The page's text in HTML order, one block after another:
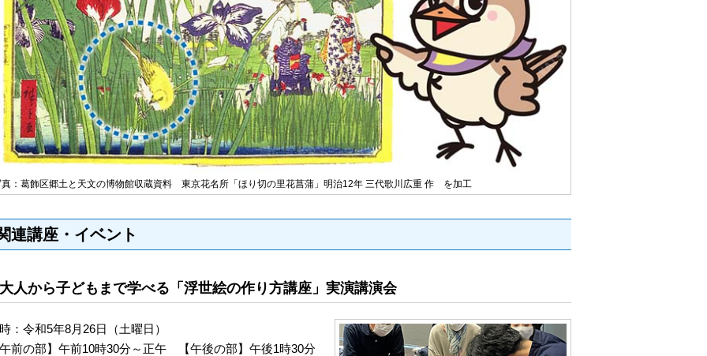
真：葛飾区郷土と天文の博物館収蔵資料 東京花名所「ほり切の里花菖蒲」明治12年 三代歌川広重 作 を加工
連講座・イベント
大人から子どもまで学べる「浮世絵の作り方講座」実演講演会
：令和5年8月26日（土曜日）
前の部】午前10時30分～正午 【午後の部】午後1時30分